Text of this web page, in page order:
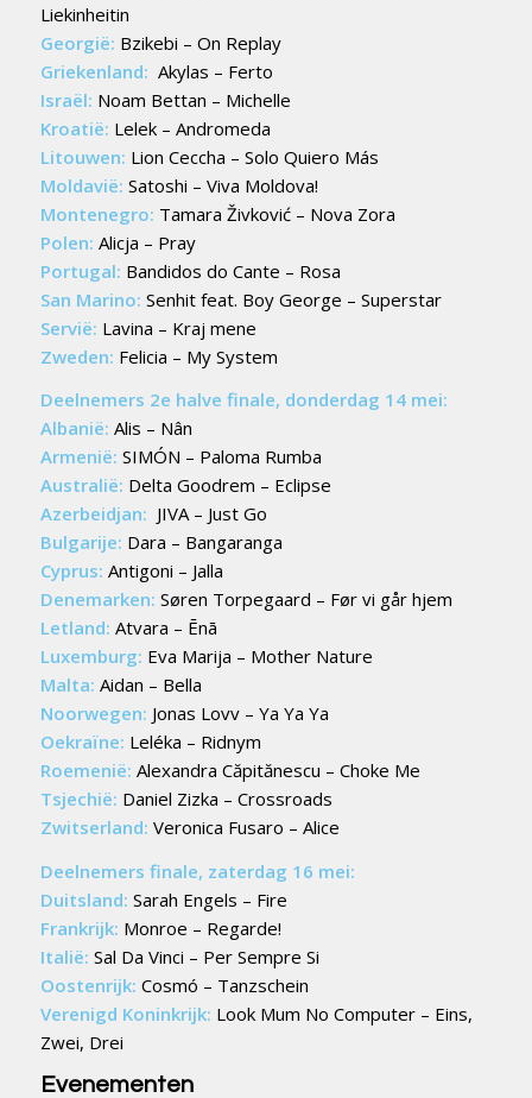
Liekinheitin
Georgië: Bzikebi – On Replay
Griekenland: Akylas – Ferto
Israël: Noam Bettan – Michelle
Kroatië: Lelek – Andromeda
Litouwen: Lion Ceccha – Solo Quiero Más
Moldavië: Satoshi – Viva Moldova!
Montenegro: Tamara Živković – Nova Zora
Polen: Alicja – Pray
Portugal: Bandidos do Cante – Rosa
San Marino: Senhit feat. Boy George – Superstar
Servië: Lavina – Kraj mene
Zweden: Felicia – My System
Deelnemers 2e halve finale, donderdag 14 mei:
Albanië: Alis – Nân
Armenië: SIMÓN – Paloma Rumba
Australië: Delta Goodrem – Eclipse
Azerbeidjan: JIVA – Just Go
Bulgarije: Dara – Bangaranga
Cyprus: Antigoni – Jalla
Denemarken: Søren Torpegaard – Før vi går hjem
Letland: Atvara – Ēnā
Luxemburg: Eva Marija – Mother Nature
Malta: Aidan – Bella
Noorwegen: Jonas Lovv – Ya Ya Ya
Oekraïne: Leléka – Ridnym
Roemenië: Alexandra Căpitănescu – Choke Me
Tsjechië: Daniel Zizka – Crossroads
Zwitserland: Veronica Fusaro – Alice
Deelnemers finale, zaterdag 16 mei:
Duitsland: Sarah Engels – Fire
Frankrijk: Monroe – Regarde!
Italië: Sal Da Vinci – Per Sempre Si
Oostenrijk: Cosmó – Tanzschein
Verenigd Koninkrijk: Look Mum No Computer – Eins,
Zwei, Drei
Evenementen